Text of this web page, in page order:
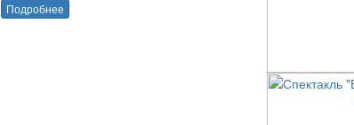
Подробнее